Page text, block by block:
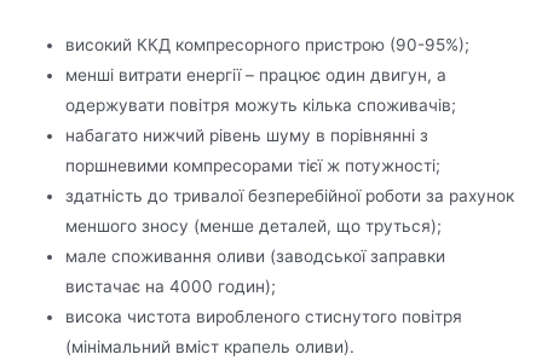
високий ККД компресорного пристрою (90-95%);
менші витрати енергії – працює один двигун, а
одержувати повітря можуть кілька споживачів;
набагато нижчий рівень шуму в порівнянні з
поршневими компресорами тієї ж потужності;
здатність до тривалої безперебійної роботи за рахунок
меншого зносу (менше деталей, що труться);
мале споживання оливи (заводської заправки
вистачає на 4000 годин);
висока чистота виробленого стиснутого повітря
(мінімальний вміст крапель оливи).